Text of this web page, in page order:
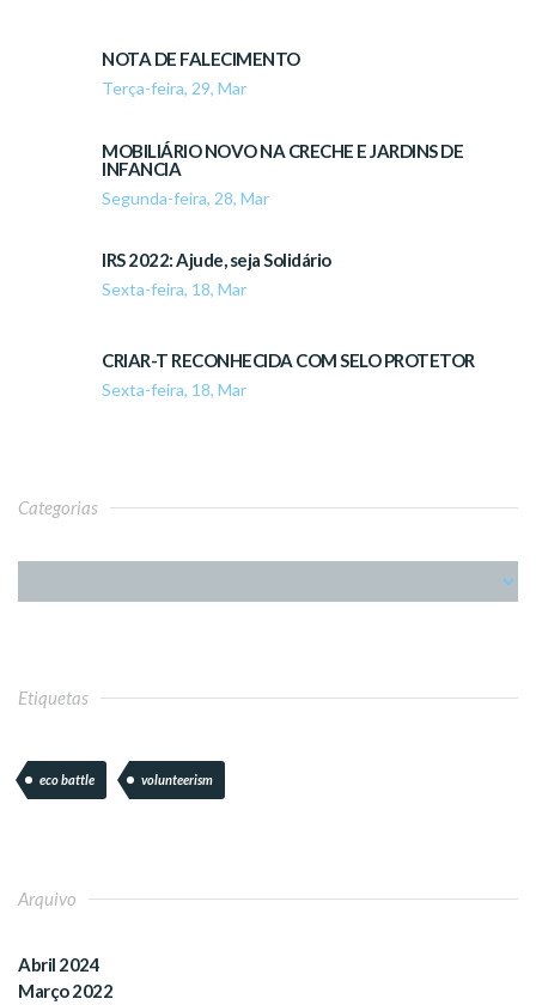
NOTA DE FALECIMENTO
Terça-feira, 29, Mar
MOBILIÁRIO NOVO NA CRECHE E JARDINS DE
INFANCIA
Segunda-feira, 28, Mar
IRS 2022: Ajude, seja Solidário
Sexta-feira, 18, Mar
CRIAR-T RECONHECIDA COM SELO PROTETOR
Sexta-feira, 18, Mar
Categorias
Etiquetas
eco battle volunteerism
Arquivo
Abril 2024
Março 2022